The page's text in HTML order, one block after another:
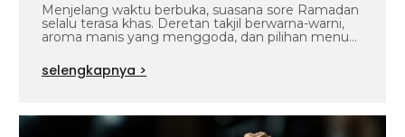
Menjelang waktu berbuka, suasana sore Ramadan
selalu terasa khas. Deretan takjil berwarna-warni,
aroma manis yang menggoda, dan pilihan menu
selengkapnya >